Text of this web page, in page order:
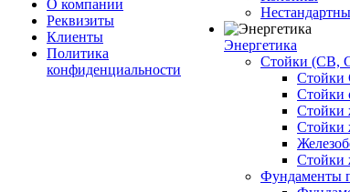
О компании
Реквизиты
Клиенты
Политика
конфиденциальности
Энергетика
Стойки
Стойки
Стойки
Стойки
Стойки
Стойки
Фундаменты